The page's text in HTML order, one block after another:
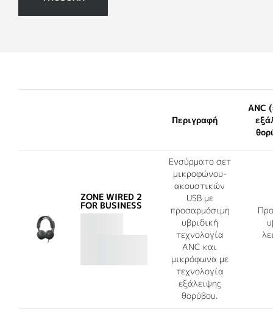
Περιγραφή
ANC
ZONE WIRED 2
FOR BUSINESS
Ενσύρματο σετ
μικροφώνου-
ακουστικών
USB με
προσαρμόσιμη
υβριδική
τεχνολογία
ANC και
μικρόφωνα με
τεχνολογία
εξάλειψης
θορύβου.